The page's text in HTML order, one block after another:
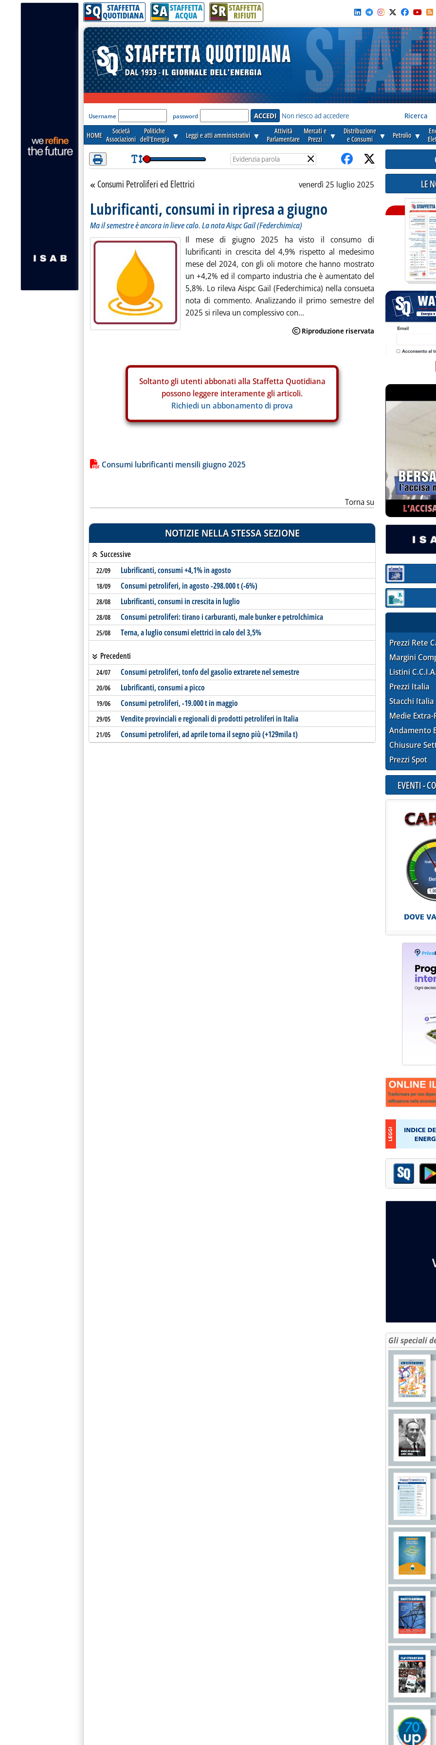
Attenzione! Esegui l'accesso per lèggere interamente la notizia.
SQ STAFFETTA
QUOTIDIANA SA STAFFETTA
ACQUA SR STAFFETTA
RIFIUTI
'Modulo Login per accedere'
Username password Non riesco ad accedere Ricerca
HOME
Società
Associazioni
Politiche
dell'Energia ▼ Leggi e atti amministrativi ▼
Attività
Parlamentare
Mercati e
Prezzi
▼
Distribuzione
e Consumi
▼ Petrolio ▼
×
Torna alla sezione
Consumi Petroliferi ed Elettrici venerdì 25 luglio 2025
Lubrificanti, consumi in ripresa a giugno
Ma il semestre è ancora in lieve calo. La nota Aispc Gail (Federchimica)
Il mese di giugno 2025 ha visto il consumo di
lubrificanti in crescita del 4,9% rispetto al medesimo
mese del 2024, con gli oli motore che hanno mostrato
un +4,2% ed il comparto industria che è aumentato del
5,8%. Lo rileva Aispc Gail (Federchimica) nella consueta
nota di commento. Analizzando il primo semestre del
2025 si rileva un complessivo con...
Soltanto gli utenti abbonati alla Staffetta Quotidiana
possono leggere interamente gli articoli.
Richiedi un abbonamento di prova
Lista allegati PDF alla notizia
Consumi lubrificanti mensili giugno 2025
Torna su
NOTIZIE NELLA STESSA SEZIONE
Successive
22/09 Lubrificanti, consumi +4,1% in agosto
18/09 Consumi petroliferi, in agosto -298.000 t (-6%)
28/08 Lubrificanti, consumi in crescita in luglio
28/08 Consumi petroliferi: tirano i carburanti, male bunker e petrolchimica
25/08 Terna, a luglio consumi elettrici in calo del 3,5%
Precedenti
24/07 Consumi petroliferi, tonfo del gasolio extrarete nel semestre
20/06 Lubrificanti, consumi a picco
19/06 Consumi petroliferi, -19.000 t in maggio
29/05 Vendite provinciali e regionali di prodotti petroliferi in Italia
21/05 Consumi petroliferi, ad aprile torna il segno più (+129mila t)
LE
Sezione:
Sezione:
Prezzi Rete
Margini
Listini
Prezzi Italia
Stacchi Italia
Medie Extra-
Andamento
Chiusure
Prezzi Spot
EVENTI -
Gli speciali